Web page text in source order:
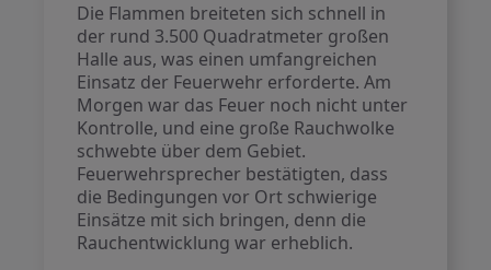
Die Flammen breiteten sich schnell in
der rund 3.500 Quadratmeter großen
Halle aus, was einen umfangreichen
Einsatz der Feuerwehr erforderte. Am
Morgen war das Feuer noch nicht unter
Kontrolle, und eine große Rauchwolke
schwebte über dem Gebiet.
Feuerwehrsprecher bestätigten, dass
die Bedingungen vor Ort schwierige
Einsätze mit sich bringen, denn die
Rauchentwicklung war erheblich.